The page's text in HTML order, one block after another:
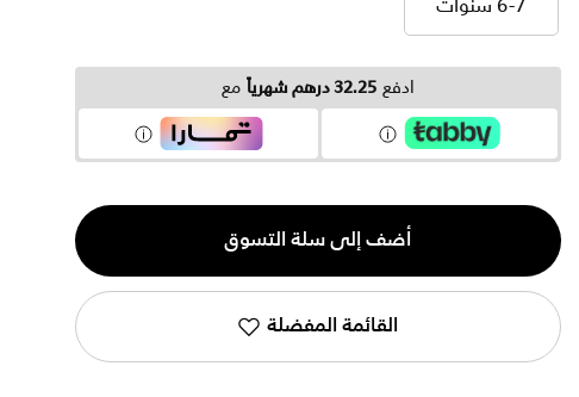
6-7 سنوات 6-7 سنوات
ادفع 32.25 درهم شهرياً مع
الكمية
1
أضف إلى سلة التسوق
القائمة المفضلة